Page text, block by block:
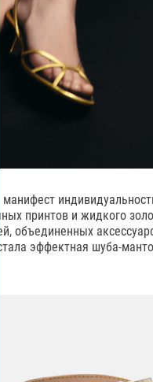
принтов и жидкого
объединенных
эффектная шуба-